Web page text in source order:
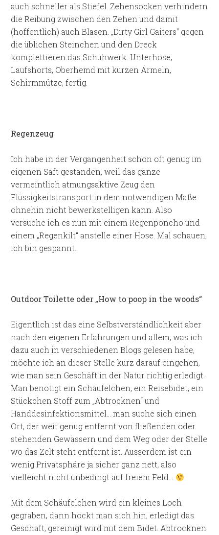
auch schneller als Stiefel. Zehensocken verhindern
die Reibung zwischen den Zehen und damit
(hoffentlich) auch Blasen. „Dirty Girl Gaiters“ gegen
die üblichen Steinchen und den Dreck
komplettieren das Schuhwerk. Unterhose,
Laufshorts, Oberhemd mit kurzen Ärmeln,
Schirmmütze, fertig.
Regenzeug
Ich habe in der Vergangenheit schon oft genug im
eigenen Saft gestanden, weil das ganze
vermeintlich atmungsaktive Zeug den
Flüssigkeitstransport in dem notwendigen Maße
ohnehin nicht bewerkstelligen kann. Also
versuche ich es nun mit einem Regenponcho und
einem „Regenkilt“ anstelle einer Hose. Mal schauen,
ich bin gespannt.
Outdoor Toilette oder „How to poop in the woods“
Eigentlich ist das eine Selbstverständlichkeit aber
nach den eigenen Erfahrungen und allem, was ich
dazu auch in verschiedenen Blogs gelesen habe,
möchte ich an dieser Stelle kurz darauf eingehen,
wie man sein Geschäft in der Natur richtig erledigt.
Man benötigt ein Schäufelchen, ein Reisebidet, ein
Stückchen Stoff zum „Abtrocknen“ und
Handdesinfektionsmittel… man suche sich einen
Ort, der weit genug entfernt von fließenden oder
stehenden Gewässern und dem Weg oder der Stelle
wo das Zelt steht entfernt ist. Ausserdem ist ein
wenig Privatsphäre ja sicher ganz nett, also
vielleicht nicht unbedingt auf freiem Feld…
Mit dem Schäufelchen wird ein kleines Loch
gegraben, dann hockt man sich hin, erledigt das
Geschäft, gereinigt wird mit dem Bidet. Abtrocknen